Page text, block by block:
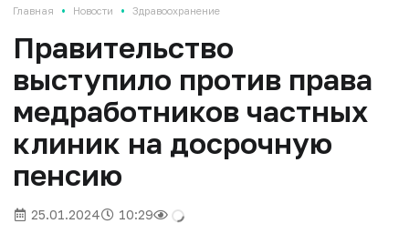
Главная • Новости • Здравоохранение
Правительство
выступило против права
медработников частных
клиник на досрочную
пенсию
25.01.2024 10:29